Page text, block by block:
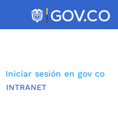
Iniciar sesión en gov co
INTRANET